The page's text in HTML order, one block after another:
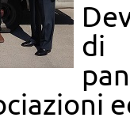
di